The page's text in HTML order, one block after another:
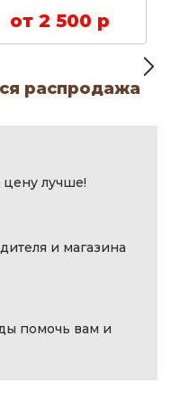
от 2 500 р
распродажа
лучше!
и магазина
помочь вам и